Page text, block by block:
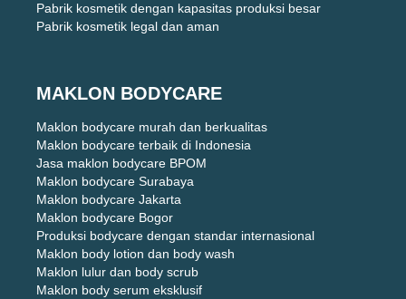
Pabrik kosmetik dengan kapasitas produksi besar
Pabrik kosmetik legal dan aman
MAKLON BODYCARE
Maklon bodycare murah dan berkualitas
Maklon bodycare terbaik di Indonesia
Jasa maklon bodycare BPOM
Maklon bodycare Surabaya
Maklon bodycare Jakarta
Maklon bodycare Bogor
Produksi bodycare dengan standar internasional
Maklon body lotion dan body wash
Maklon lulur dan body scrub
Maklon body serum eksklusif